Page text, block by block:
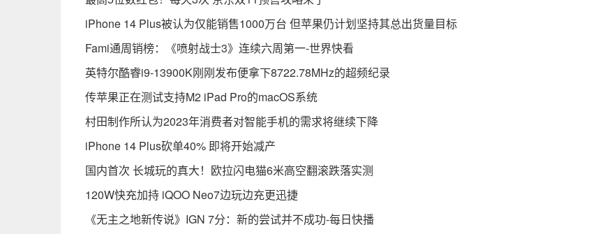
iPhone 14 Plus被认为仅能销售1000万台 但苹果仍计划坚持其总出货量目标
Fami通周销榜：《喷射战士3》连续六周第一-世界快看
英特尔酷睿i9-13900K刚刚发布便拿下8722.78MHz的超频纪录
传苹果正在测试支持M2 iPad Pro的macOS系统
村田制作所认为2023年消费者对智能手机的需求将继续下降
iPhone 14 Plus砍单40% 即将开始减产
国内首次 长城玩的真大！欧拉闪电猫6米高空翻滚跌落实测
120W快充加持 iQOO Neo7边玩边充更迅捷
《无主之地新传说》IGN 7分：新的尝试并不成功-每日快播